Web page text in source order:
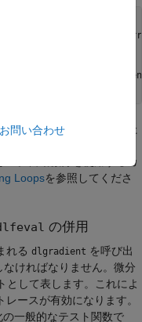
functions for
% Automatic
スタム学習ループを使った
い。自動微分を使用するカ
Loopsを参照してくださ
の併用
れる dlgradient を呼び出
ければなりません。微分
として表します。これによ
ースが有効になります。
一般的なテスト関数で
問い合わせ